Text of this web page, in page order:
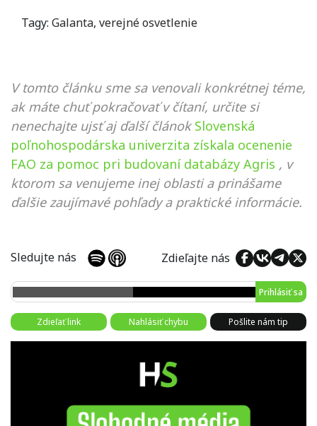
Tagy: Galanta, verejné osvetlenie
V tomto článku sme sa venovali konkrétnej téme,
ak máte chuť pokračovať v čítaní, určite si
nenechajte ujsť aj ďalší článok Slovenská
poľnohospodárska univerzita získala ocenenie
FAO za pomoc pri budovaní databázy Agris , v
ktorom sa venujeme inej oblasti a prinášame
ďalšie zaujímavé pohľady a praktické informácie.
Sledujte nás Zdieľajte nás
Prihlásiť sa
Zdieľať link Nahlásiť chybu Pošlite nám tip